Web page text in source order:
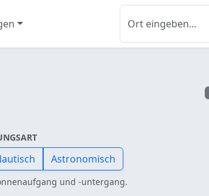
Astronomisch
und -untergang.